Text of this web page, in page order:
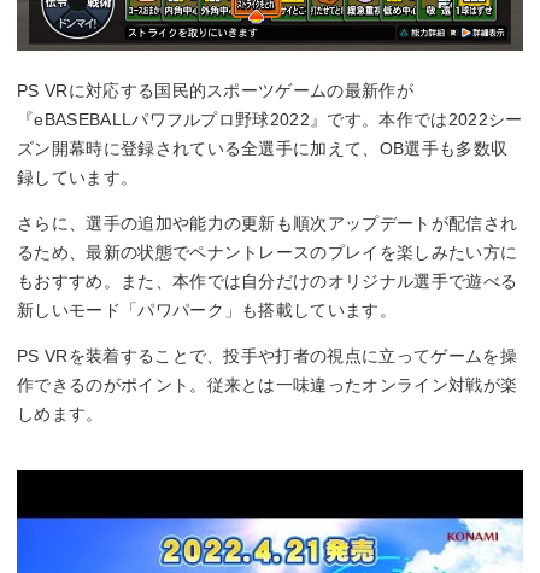
PS VRに対応する国民的スポーツゲームの最新作が
『eBASEBALLパワフルプロ野球2022』です。本作では2022シー
ズン開幕時に登録されている全選手に加えて、OB選手も多数収
録しています。
さらに、選手の追加や能力の更新も順次アップデートが配信され
るため、最新の状態でペナントレースのプレイを楽しみたい方に
もおすすめ。また、本作では自分だけのオリジナル選手で遊べる
新しいモード「パワパーク」も搭載しています。
PS VRを装着することで、投手や打者の視点に立ってゲームを操
作できるのがポイント。従来とは一味違ったオンライン対戦が楽
しめます。